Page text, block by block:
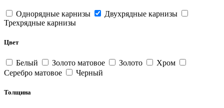
Однорядные карнизы
Двухрядные карнизы
Трехрядные карнизы
Цвет
Белый Золото матовое Золото
Хром
Серебро матовое
Черный
Толщина